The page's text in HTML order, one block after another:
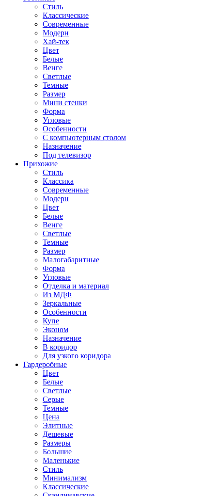
Стиль
Классические
Современные
Модерн
Хай-тек
Цвет
Белые
Венге
Светлые
Темные
Размер
Мини стенки
Форма
Угловые
Особенности
С компьютерным столом
Назначение
Под телевизор
Прихожие
Стиль
Классика
Современные
Модерн
Цвет
Белые
Венге
Светлые
Темные
Размер
Малогабаритные
Форма
Угловые
Отделка и материал
Из МДФ
Зеркальные
Особенности
Купе
Эконом
Назначение
В коридор
Для узкого коридора
Гардеробные
Цвет
Белые
Светлые
Серые
Темные
Цена
Элитные
Дешевые
Размеры
Большие
Маленькие
Стиль
Минимализм
Классические